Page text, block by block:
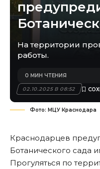
На территории
работы.
02.10.2025 В 08:52
0 МИН ЧТЕНИЯ
Фото: МЦУ Краснодара
Краснодарцев
Ботанического сада
Прогуляться по